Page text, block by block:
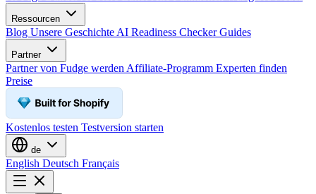
Ressourcen
Blog Unsere Geschichte AI Readiness CheckerGuides
Partner
Partner von Fudge werden Affiliate-Programm Experten finden
Preise
Kostenlos testen Testversion starten
de
English Deutsch Français